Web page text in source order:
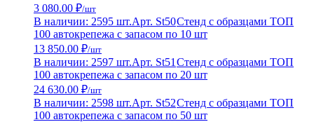
3 080.00 ₽/шт
В наличии: 2595 шт.Арт. St50Стенд с образцами ТОП
100 автокрепежа с запасом по 10 шт
13 850.00 ₽/шт
В наличии: 2597 шт.Арт. St51 Стенд с образцами ТОП
100 автокрепежа с запасом по 20 шт
24 630.00 ₽/шт
В наличии: 2598 шт.Арт. St52Стенд с образцами ТОП
100 автокрепежа с запасом по 50 шт